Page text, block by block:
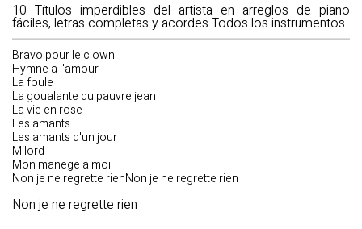
10 Títulos imperdibles del artista en arreglos de piano
fáciles, letras completas y acordes Todos los instrumentos
Bravo pour le clown
Hymne a l'amour
La foule
La goualante du pauvre jean
La vie en rose
Les amants
Les amants d'un jour
Milord
Mon manege a moi
Non je ne regrette rienNon je ne regrette rien
Non je ne regrette rien